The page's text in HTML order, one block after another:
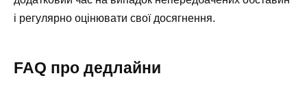
і регулярно оцінювати свої досягнення.
FAQ про дедлайни